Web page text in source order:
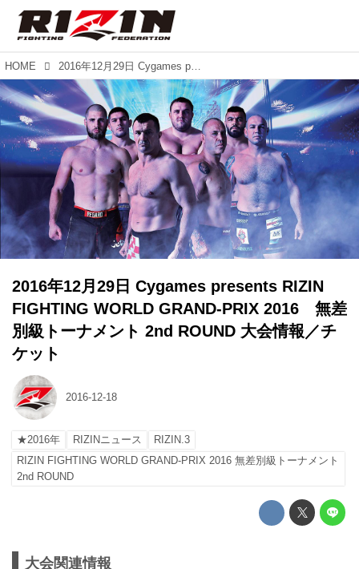
HOME 2016年12月29日 Cygames presents RIZIN FIGHTING WORLD GRAND-PRIX 2016 無差別級トーナメント 2nd ROUND 大会情報／チケット
2016年12月29日 Cygames presents RIZIN
FIGHTING WORLD GRAND-PRIX 2016 無差
別級トーナメント 2nd ROUND 大会情報／チ
ケット
2016-12-18
★2016年 RIZINニュース
RIZIN.3
RIZIN FIGHTING WORLD GRAND-PRIX 2016 無差別級トーナメント
2nd ROUND
大会関連情報